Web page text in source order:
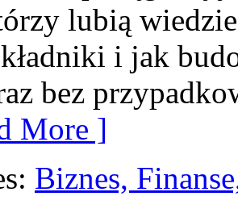
lubią
i jak
bez
More ]
Biznes,